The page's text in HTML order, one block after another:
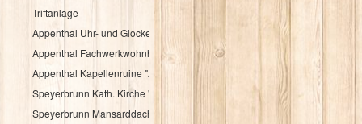
Triftanlage
Appenthal Uhr- und Glockentürmchen
Appenthal Fachwerkwohnhaus Talstraße 2
Appenthal Kapellenruine "Alter Turm"
Speyerbrunn Kath. Kirche "St. Wendelinus u. St. Hubertus"
Speyerbrunn Mansarddachbau